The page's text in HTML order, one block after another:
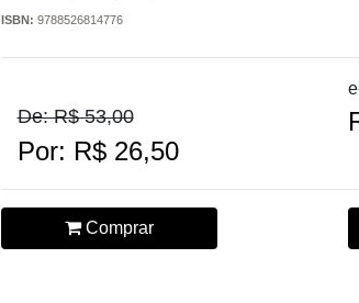
ISBN: 9788526814776
De: R$ 53,00
Por: R$ 26,50
Comprar